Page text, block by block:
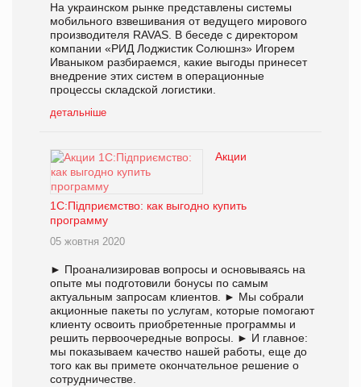
На украинском рынке представлены системы
мобильного взвешивания от ведущего мирового
производителя RAVAS. В беседе с директором
компании «РИД Лоджистик Солюшнз» Игорем
Иваныком разбираемся, какие выгоды принесет
внедрение этих систем в операционные
процессы складской логистики.
детальніше
Акции
1С:Підприємство: как выгодно купить
программу
05 жовтня 2020
► Проанализировав вопросы и основываясь на
опыте мы подготовили бонусы по самым
актуальным запросам клиентов. ► Мы собрали
акционные пакеты по услугам, которые помогают
клиенту освоить приобретенные программы и
решить первоочередные вопросы. ► И главное:
мы показываем качество нашей работы, еще до
того как вы примете окончательное решение о
сотрудничестве.